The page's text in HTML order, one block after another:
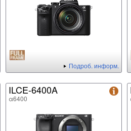
Подроб. информ.
ILCE-6400A
α6400